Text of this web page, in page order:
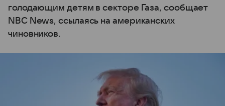
голодающим детям в секторе Газа, сообщает
NBC News, ссылаясь на американских
чиновников.